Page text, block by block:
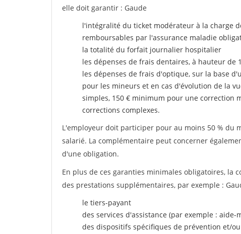
elle doit garantir : Gaude
l'intégralité du ticket modérateur à la charge
remboursables par l'assurance maladie
la totalité du forfait journalier hospitalier
les dépenses de frais dentaires, à hauteur de
les dépenses de frais d'optique, sur la base
pour les mineurs et en cas d'évolution de la
simples, 150 € minimum pour une correction
corrections complexes.
L'employeur doit participer pour au moins 50 % du
salarié. La complémentaire peut concerner
d'une obligation.
En plus de ces garanties minimales obligatoires,
des prestations supplémentaires, par exemple :
le tiers-payant
des services d'assistance (par exemple : aide-
des dispositifs spécifiques de prévention et/